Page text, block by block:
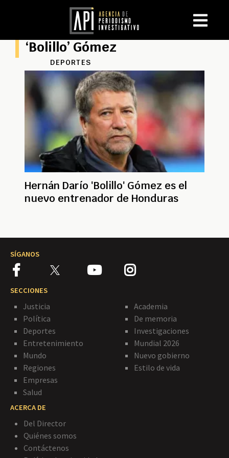
‘Bolillo’ Gómez
DEPORTES
Hernán Darío 'Bolillo' Gómez es el
nuevo entrenador de Honduras
SÍGANOS
SECCIONES
Justicia
Política
Deportes
Entretenimiento
Mundo
Regiones
Empresas
Salud
Academia
De memoria
Investigaciones
Mundial 2026
Nuevo gobierno
Estilo de vida
ACERCA DE
Del Director
Quiénes somos
Contáctenos